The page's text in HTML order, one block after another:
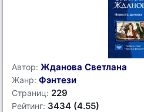
Автор: Жданова Светлана
Жанр: Фэнтези
Страниц: 229
Рейтинг: 3434 (4.55)